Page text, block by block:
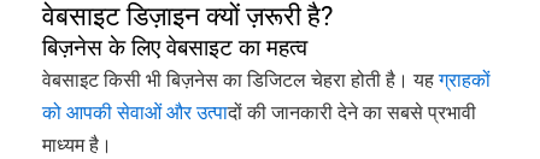
वेबसाइट डिज़ाइन क्यों ज़रूरी है?
बिज़नेस के लिए वेबसाइट का महत्व
वेबसाइट किसी भी बिज़नेस का डिजिटल चेहरा होती है। यहग्राहकों
को आपकी सेवाओं और उत्पादों की जानकारी देने का सबसे प्रभावी
माध्यम है।